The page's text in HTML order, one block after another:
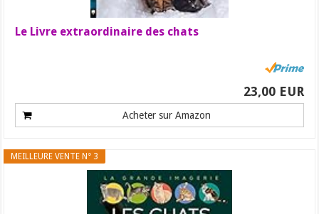
Le Livre extraordinaire des chats
23,00 EUR
Acheter sur Amazon
MEILLEURE VENTE N° 3